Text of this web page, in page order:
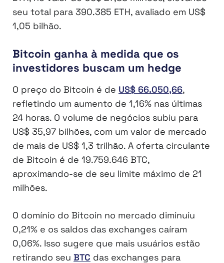
seu total para 390.385 ETH, avaliado em US$
1,05 bilhão.
Bitcoin ganha à medida que os
investidores buscam um hedge
O preço do Bitcoin é de US$ 66.050,66,
refletindo um aumento de 1,16% nas últimas
24 horas. O volume de negócios subiu para
US$ 35,97 bilhões, com um valor de mercado
de mais de US$ 1,3 trilhão. A oferta circulante
de Bitcoin é de 19.759.646 BTC,
aproximando-se de seu limite máximo de 21
milhões.
O domínio do Bitcoin no mercado diminuiu
0,21% e os saldos das exchanges caíram
0,06%. Isso sugere que mais usuários estão
retirando seu BTC das exchanges para